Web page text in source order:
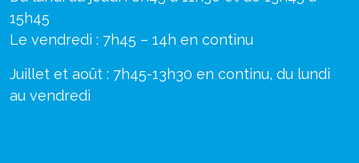
15h45
Le vendredi : 7h45 – 14h en continu
Juillet et août : 7h45-13h30 en continu, du lundi
au vendredi